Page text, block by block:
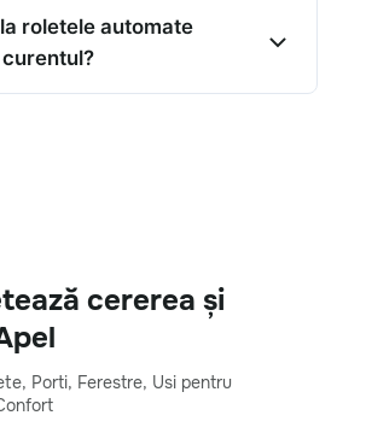
roletele automate
cererea și
Porti, Ferestre, Usi pentru